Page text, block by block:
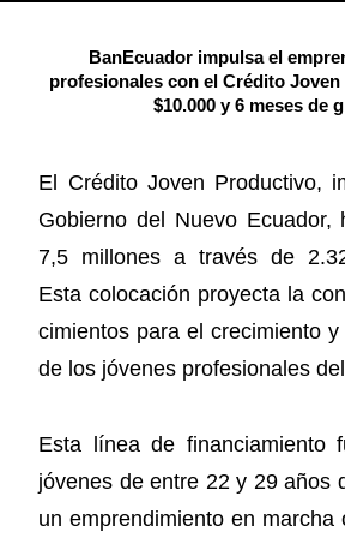
BanEcuador impulsa el
profesionales con el Crédito
$10.000 y 6 meses de
El Crédito Joven Productivo,
Gobierno del Nuevo Ecuador,
7,5 millones a través de
Esta colocación proyecta la
cimientos para el crecimiento
de los jóvenes profesionales
Esta línea de financiamiento
jóvenes de entre 22 y 29 años
un emprendimiento en marcha